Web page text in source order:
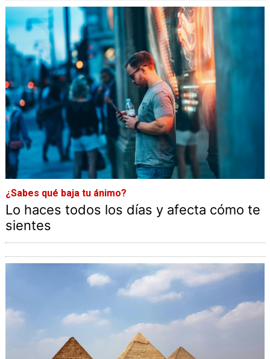
¿Sabes qué baja tu ánimo?
Lo haces todos los días y afecta cómo te
sientes